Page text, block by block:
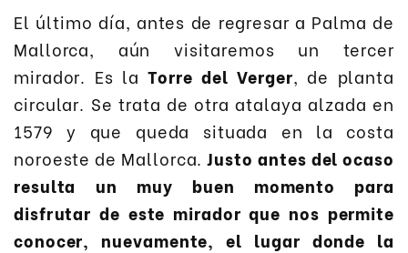
El último día, antes de regresar a Palma de
Mallorca, aún visitaremos un tercer
mirador. Es laTorre del Verger, de planta
circular. Se trata de otra atalaya alzada en
1579 y que queda situada en la costa
noroeste de Mallorca. Justo antes del ocaso
resulta un muy buen momento para
disfrutar de este mirador que nos permite
conocer, nuevamente, el lugar donde la